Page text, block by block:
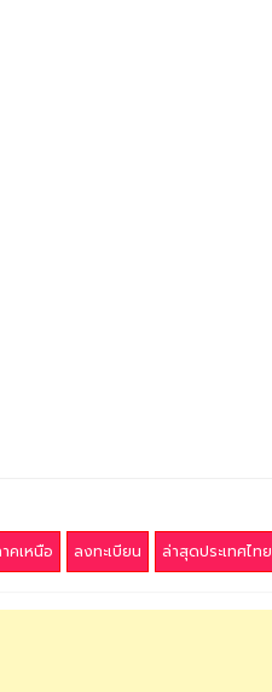
คเหนือ ลงทะเบียน ล่าสุดประเทศไทย